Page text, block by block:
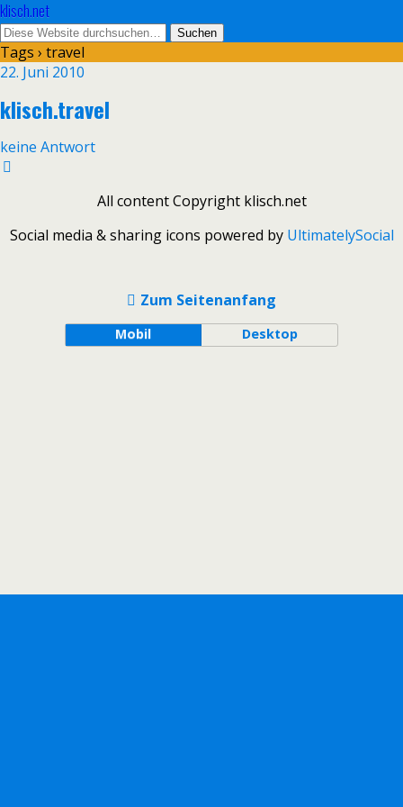
klisch.net
Tags › travel
22. Juni 2010
klisch.travel
keine Antwort
All content Copyright klisch.net
Social media & sharing icons powered by UltimatelySocial
Zum Seitenanfang
Mobil Desktop